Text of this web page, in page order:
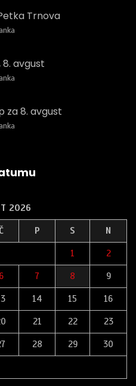
Trnova
8. avgust
za 8. avgust
2026
P S N
1 2
6 7 8 9
14 15 16
21 22 23
28 29 30